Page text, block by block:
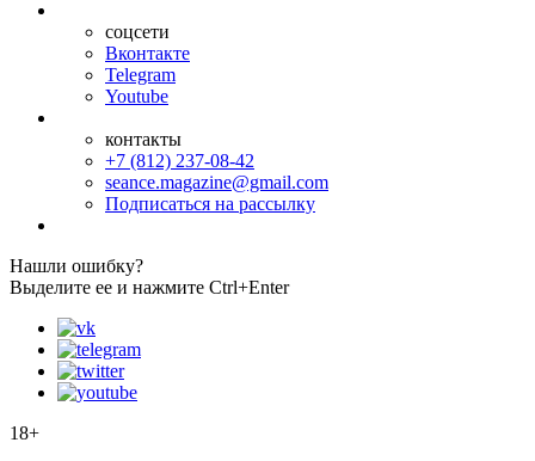
соцсети
Вконтакте
Telegram
Youtube
контакты
+7 (812) 237-08-42
seance.magazine@gmail.com
Подписаться на рассылку
Нашли ошибку?
Выделите ее и нажмите Ctrl+Enter
18+